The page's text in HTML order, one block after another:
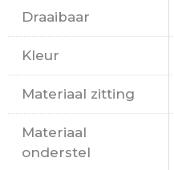
Draaibaar
Kleur
Materiaal zitting
Materiaal
onderstel